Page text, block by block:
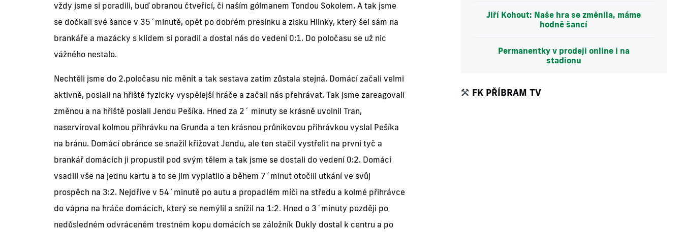
vždy jsme si poradili, buď obranou čtveřicí, či naším gólmanem Tondou Sokolem. A tak jsme
se dočkali své šance v 35´minutě, opět po dobrém presinku a zisku Hlinky, který šel sám na
brankáře a mazácky s klidem si poradil a dostal nás do vedení 0:1. Do poločasu se už nic
vážného nestalo.
Nechtěli jsme do 2.poločasu nic měnit a tak sestava zatím zůstala stejná. Domácí začali velmi
aktivně, poslali na hřiště fyzicky vyspělejší hráče a začali nás přehrávat. Tak jsme zareagovali
změnou a na hřiště poslali Jendu Pešíka. Hned za 2´ minuty se krásně uvolnil Tran,
naservíroval kolmou přihrávku na Grunda a ten krásnou průnikovou přihrávkou vyslal Pešíka
na bránu. Domácí obránce se snažil křižovat Jendu, ale ten stačil vystřelit na první tyč a
brankář domácích ji propustil pod svým tělem a tak jsme se dostali do vedení 0:2. Domácí
vsadili vše na jednu kartu a to se jim vyplatilo a během 7´minut otočili utkání ve svůj
prospěch na 3:2. Nejdříve v 54´minutě po autu a propadlém míči na středu a kolmé přihrávce
do vápna na hráče domácích, který se nemýlil a snížil na 1:2. Hned o 3´minuty později po
nedůsledném odvráceném trestném kopu domácích se záložník Dukly dostal k centru a po
Jiří Kohout: Naše hra se změnila, máme
hodně šancí
Permanentky v prodeji online i na
stadionu
FK PŘÍBRAM TV